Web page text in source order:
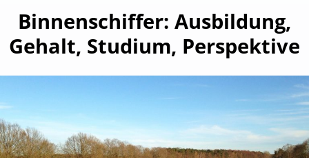
Binnenschiffer: Ausbildung,
Gehalt, Studium, Perspektive